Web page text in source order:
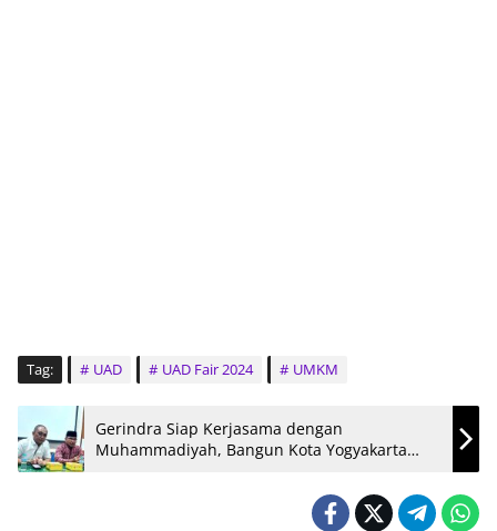
Tag: UAD UAD Fair 2024 UMKM
Gerindra Siap Kerjasama dengan
Muhammadiyah, Bangun Kota Yogyakarta